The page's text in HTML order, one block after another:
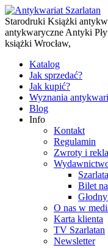
Starodruki Książki
antykwaryczne Antyki
książki Wrocław,
Katalog
Jak sprzedać?
Jak kupić?
Wyznania
Blog
Info
Kontakt
Regulamin
Zwroty i
Bilet
O nas w
Karta klienta
TV Szarlatan
Newsletter